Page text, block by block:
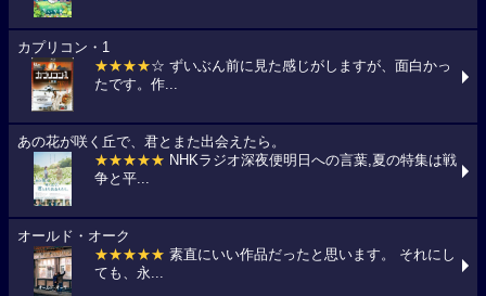
カプリコン・1
★★★★☆ ずいぶん前に見た感じがしますが、面白かっ
たです。作...
あの花が咲く丘で、君とまた出会えたら。
★★★★★ NHKラジオ深夜便明日への言葉,夏の特集は戦
争と平...
オールド・オーク
★★★★★ 素直にいい作品だったと思います。 それにし
ても、永...